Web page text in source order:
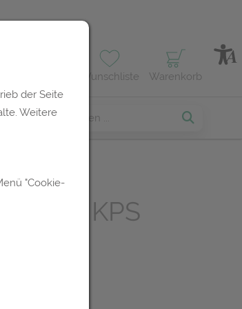
Wunschliste Warenkorb
KPS
der Seite
Weitere
"Cookie-